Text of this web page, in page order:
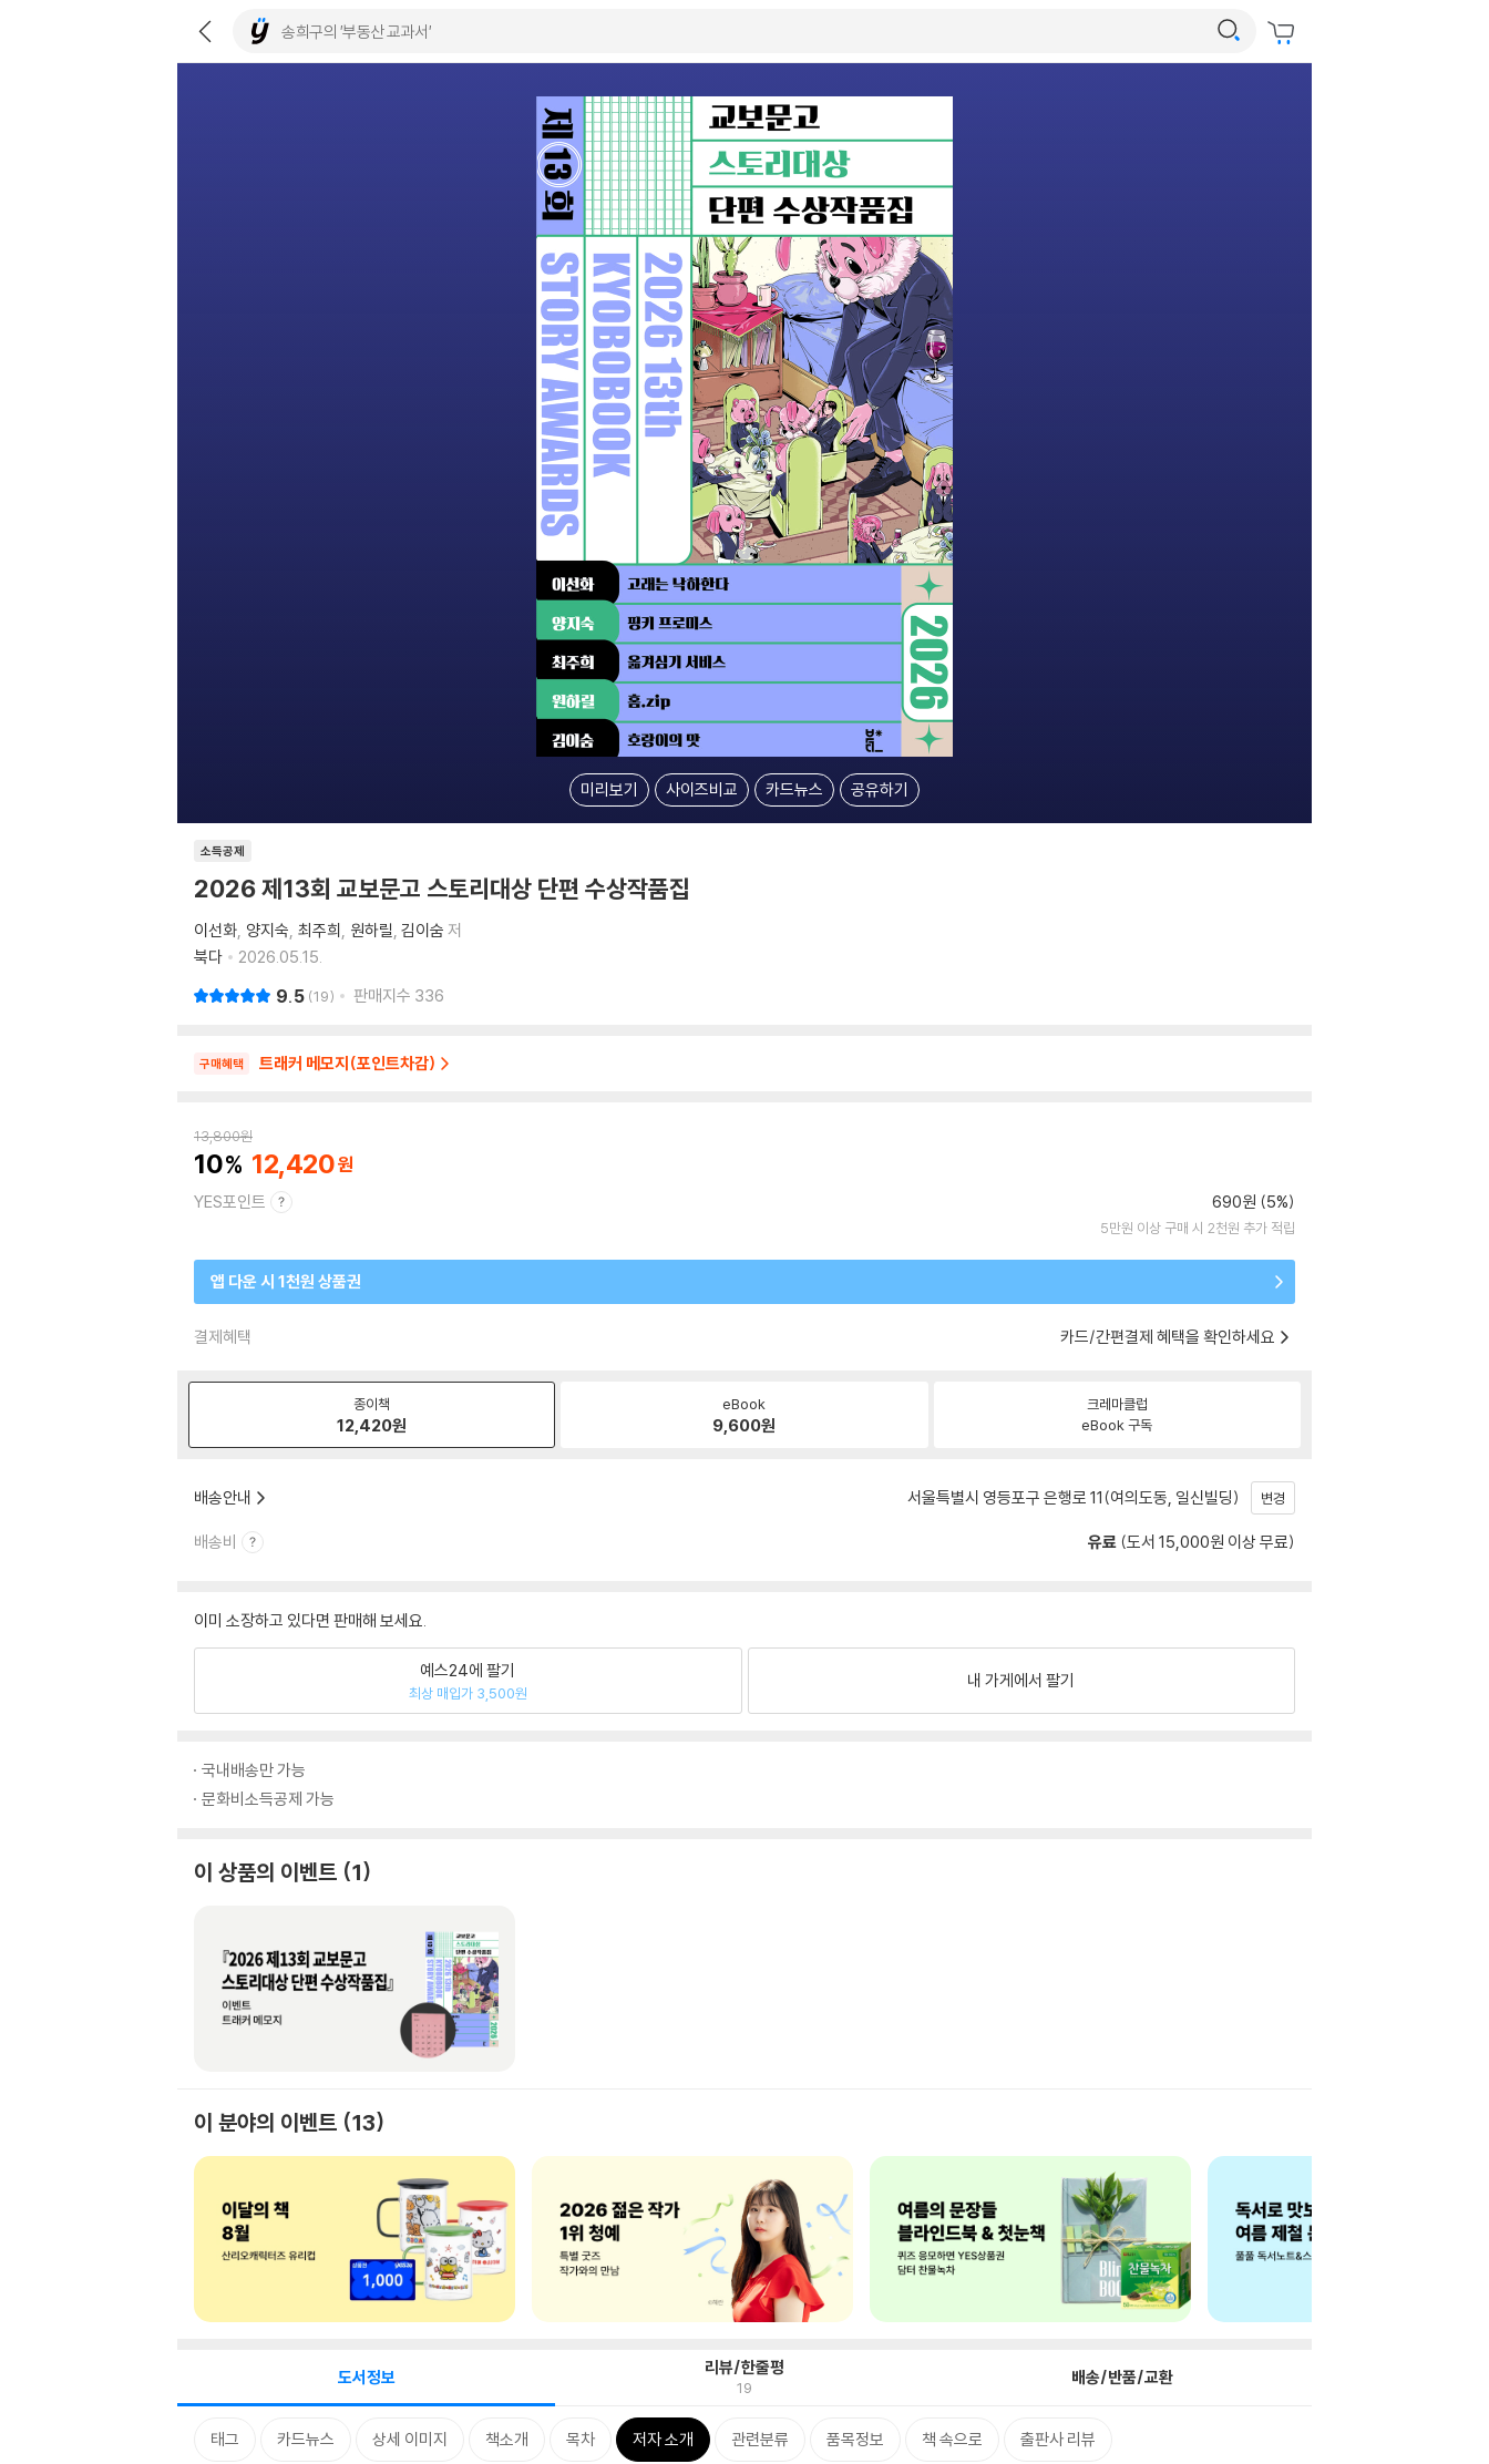
미리보기 사이즈비교 카드뉴스 공유하기
소득공제
2026 제13회 교보문고 스토리대상 단편 수상작품집
이선화 양지숙 최주희 원하릴 김이숨 저
북다
2026.05.15.
9.5 19 판매지수 336
구매혜택 트래커 메모지(포인트차감)
13,800원
10 12,420
YES포인트 690원 (5%)
5만원 이상 구매 시 2천원 추가 적립
앱 다운 시 1천원 상품권
결제혜택 카드/간편결제 혜택을 확인하세요
종이책
12,420원
eBook
9,600원
크레마클럽
eBook 구독
배송안내 서울특별시 영등포구 은행로 11(여의도동, 일신빌딩) 변경
배송비 유료 (도서 15,000원 이상 무료)
이미 소장하고 있다면 판매해 보세요.
예스24에 팔기
최상 매입가 3,500원
내 가게에서 팔기
국내배송만 가능
문화비소득공제 가능
이 상품의 이벤트 1
이 분야의 이벤트 13
도서정보 리뷰/한줄평
19 배송/반품/교환
태그 카드뉴스 상세 이미지 책소개 목차 저자 소개 관련분류 품목정보 책 속으로 출판사 리뷰